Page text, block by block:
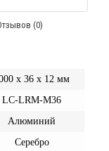
(0)
х 36 х 12 мм
LC-LRM-M36
Алюминий
Серебро